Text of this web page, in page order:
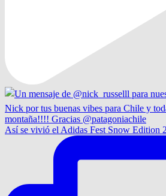
Así se vivió el Adidas Fest Snow Edition